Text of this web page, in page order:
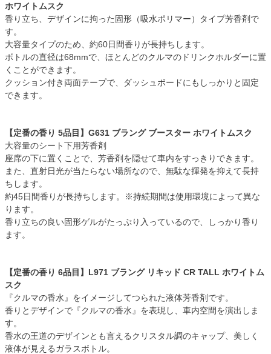
ホワイトムスク
香り立ち、デザインに拘った固形（吸水ポリマー）タイプ芳香剤で
す。
大容量タイプのため、約60日間香りが長持ちします。
ボトルの直径は68mmで、ほとんどのクルマのドリンクホルダーに置
くことができます。
クッション付き両面テープで、ダッシュボードにもしっかりと固定
できます。
【定番の香り 5品目】G631 ブラング ブースター ホワイトムスク
大容量のシート下用芳香剤
座席の下に置くことで、芳香剤を隠せて車内をすっきりできます。
また、直射日光が当たらない場所なので、無駄な揮発を抑えて長持
ちします。
約45日間香りが長持ちします。※持続期間は使用環境によって異な
ります。
香り立ちの良い固形ゲルがたっぷり入っているので、しっかり香り
ます。
【定番の香り 6品目】L971 ブラング リキッド CR TALL ホワイトム
スク
『クルマの香水』をイメージしてつられた液体芳香剤です。
香りとデザインで『クルマの香水』を表現し、車内空間を演出しま
す。
香水の王道のデザインとも言えるクリスタル調のキャップ、美しく
液体が見えるガラスボトル。